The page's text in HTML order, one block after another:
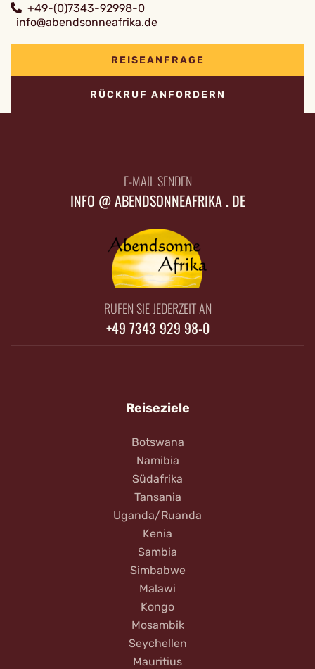
+49-(0)7343-92998-0
info@abendsonneafrika.de
REISEANFRAGE
RÜCKRUF ANFORDERN
E-MAIL SENDEN
INFO @ ABENDSONNEAFRIKA . DE
RUFEN SIE JEDERZEIT AN
+49 7343 929 98-0
Reiseziele
Botswana
Namibia
Südafrika
Tansania
Uganda/Ruanda
Kenia
Sambia
Simbabwe
Malawi
Kongo
Mosambik
Seychellen
Mauritius